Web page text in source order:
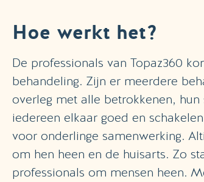
Hoe werkt het?
De professionals van Topaz360
behandeling. Zijn er meerdere
overleg met alle betrokkenen,
iedereen elkaar goed en
voor onderlinge samenwerking.
om hen heen en de huisarts. Zo
professionals om mensen heen.